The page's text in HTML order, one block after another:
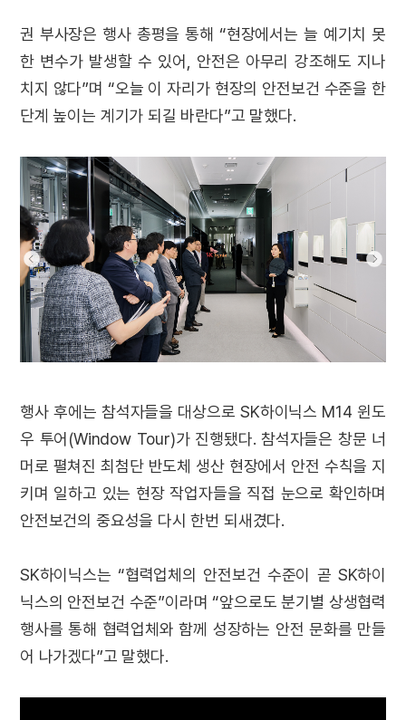
권 부사장은 행사 총평을 통해 “현장에서는 늘 예기치 못
한 변수가 발생할 수 있어, 안전은 아무리 강조해도 지나
치지 않다”며 “오늘 이 자리가 현장의 안전보건 수준을 한
단계 높이는 계기가 되길 바란다”고 말했다.
행사 후에는 참석자들을 대상으로 SK하이닉스 M14 윈도
우 투어(Window Tour)가 진행됐다. 참석자들은 창문 너
머로 펼쳐진 최첨단 반도체 생산 현장에서 안전 수칙을 지
키며 일하고 있는 현장 작업자들을 직접 눈으로 확인하며
안전보건의 중요성을 다시 한번 되새겼다.
SK하이닉스는 “협력업체의 안전보건 수준이 곧 SK하이
닉스의 안전보건 수준”이라며 “앞으로도 분기별 상생협력
행사를 통해 협력업체와 함께 성장하는 안전 문화를 만들
어 나가겠다”고 말했다.